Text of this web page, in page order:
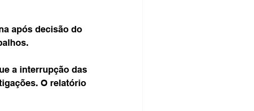
após decisão do
a interrupção das
O relatório